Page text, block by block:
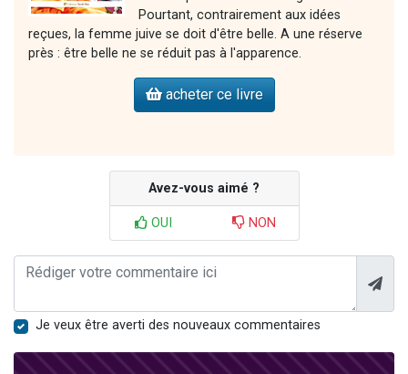
Pourtant, contrairement aux idées
reçues, la femme juive se doit d'être belle. A une réserve
près : être belle ne se réduit pas à l'apparence.
acheter ce livre
Avez-vous aimé ?
OUI NON
Je veux être averti des nouveaux commentaires